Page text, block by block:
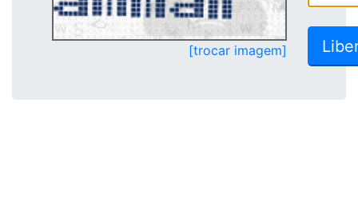
[trocar imagem]